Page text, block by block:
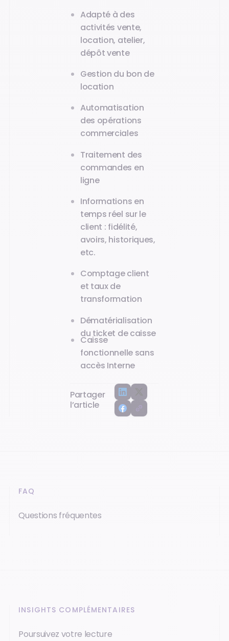
Adapté à des
activités vente,
location, atelier,
dépôt vente
Gestion du bon de
location
Automatisation
des opérations
commerciales
Traitement des
commandes en
ligne
Informations en
temps réel sur le
client : fidélité,
avoirs, historiques,
etc.
Comptage client
et taux de
transformation
Dématérialisation
du ticket de caisse
Caisse
fonctionnelle sans
accès Interne
Partager
l’article
FAQ
Questions fréquentes
INSIGHTS COMPLÉMENTAIRES
Poursuivez votre lecture